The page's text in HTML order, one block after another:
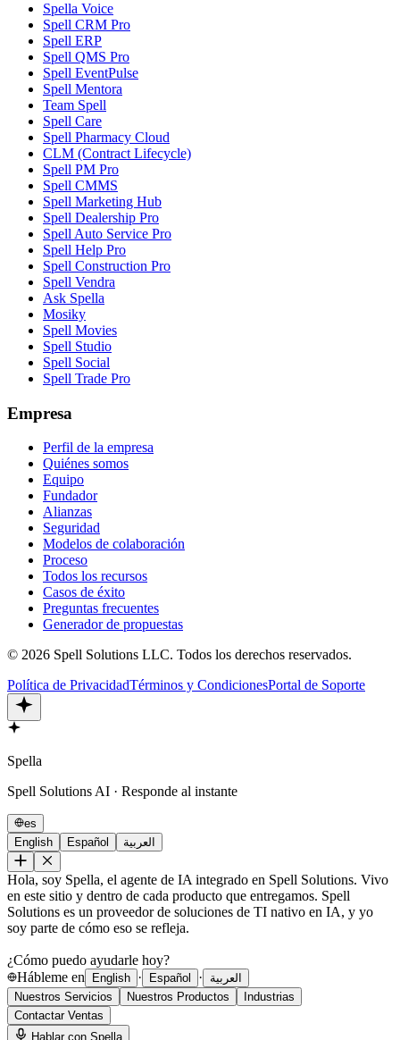
Spella Voice
Spell CRM Pro
Spell ERP
Spell QMS Pro
Spell EventPulse
Spell Mentora
Team Spell
Spell Care
Spell Pharmacy Cloud
CLM (Contract Lifecycle)
Spell PM Pro
Spell CMMS
Spell Marketing Hub
Spell Dealership Pro
Spell Auto Service Pro
Spell Help Pro
Spell Construction Pro
Spell Vendra
Ask Spella
Mosiky
Spell Movies
Spell Studio
Spell Social
Spell Trade Pro
Empresa
Perfil de la empresa
Quiénes somos
Equipo
Fundador
Alianzas
Seguridad
Modelos de colaboración
Proceso
Todos los recursos
Casos de éxito
Preguntas frecuentes
Generador de propuestas
© 2026 Spell Solutions LLC. Todos los derechos reservados.
Política de PrivacidadTérminos y CondicionesPortal de Soporte
Spella
Spell Solutions AI · Responde al instante
es
English
Español العربية
Hola, soy Spella, el agente de IA integrado en Spell Solutions. Vivo
en este sitio y dentro de cada producto que entregamos. Spell
Solutions es un proveedor de soluciones de TI nativo en IA, y yo
soy parte de cómo eso se refleja.
¿Cómo puedo ayudarle hoy?
Hábleme en
English · Español ·
العربية
Nuestros Servicios
Nuestros Productos
Industrias
Contactar Ventas
Hablar con Spella